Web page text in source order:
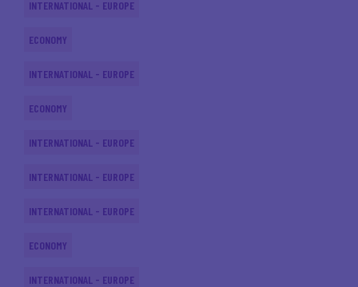
INTERNATIONAL - EUROPE
ECONOMY
INTERNATIONAL - EUROPE
ECONOMY
INTERNATIONAL - EUROPE
INTERNATIONAL - EUROPE
INTERNATIONAL - EUROPE
ECONOMY
INTERNATIONAL - EUROPE